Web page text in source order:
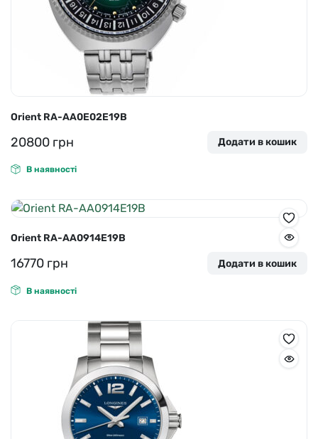
Orient RA-AA0E02E19B
20800 грн Додати в кошик
В наявності
Orient RA-AA0914E19B
16770 грн Додати в кошик
В наявності